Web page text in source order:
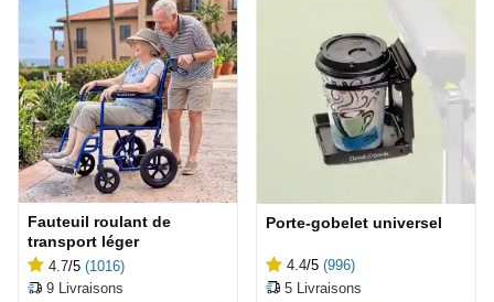
Fauteuil roulant de
transport léger
4.7/5 (1016)
9 Livraisons
Porte-gobelet universel
4.4/5 (996)
5 Livraisons